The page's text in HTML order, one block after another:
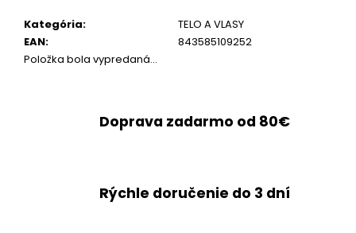
Kategória:
TELO A VLASY
EAN:
843585109252
Položka bola vypredaná…
Doprava zadarmo od 80€
Rýchle doručenie do 3 dní